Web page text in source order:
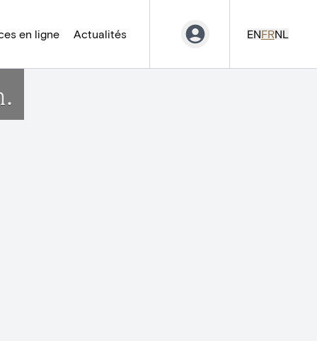
en ligne Actualités ENFRNL